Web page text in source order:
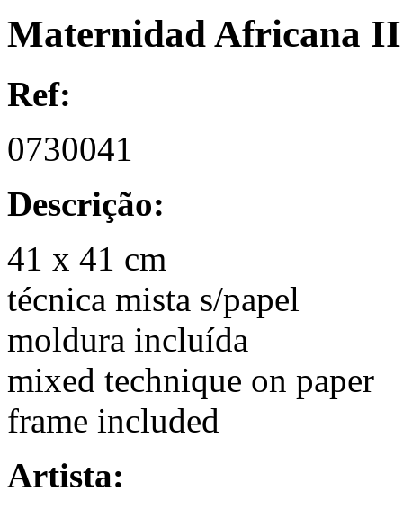
Maternidad Africana
Ref:
0730041
Descrição:
41 x 41 cm
técnica mista s/papel
moldura incluída
mixed technique on paper
frame included
Artista: